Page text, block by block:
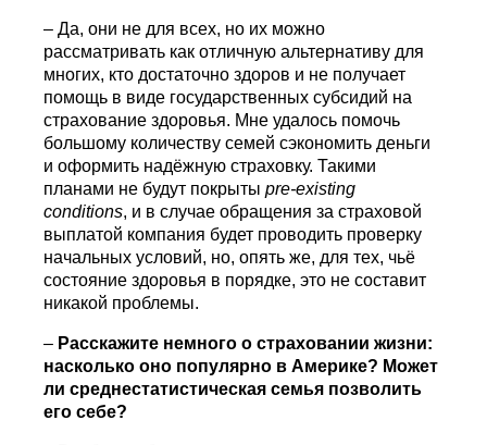
– Да, они не для всех, но их можно
рассматривать как отличную альтернативу для
многих, кто достаточно здоров и не получает
помощь в виде государственных субсидий на
страхование здоровья. Мне удалось помочь
большому количеству семей сэкономить деньги
и оформить надёжную страховку. Такими
планами не будут покрытыpre-existing
conditions, и в случае обращения за страховой
выплатой компания будет проводить проверку
начальных условий, но, опять же, для тех, чьё
состояние здоровья в порядке, это не составит
никакой проблемы.
– Расскажите немного о страховании жизни:
насколько оно популярно в Америке? Может
ли среднестатистическая семья позволить
его себе?